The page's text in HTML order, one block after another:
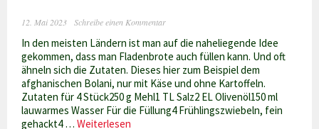
12. Mai 2023 Schreibe einen Kommentar
In den meisten Ländern ist man auf die naheliegende Idee
gekommen, dass man Fladenbrote auch füllen kann. Und oft
ähneln sich die Zutaten. Dieses hier zum Beispiel dem
afghanischen Bolani, nur mit Käse und ohne Kartoffeln.
Zutaten für 4 Stück250 g Mehl1 TL Salz2 EL Olivenöl150 ml
lauwarmes Wasser Für die Füllung4 Frühlingszwiebeln, fein
gehackt4 …Weiterlesen